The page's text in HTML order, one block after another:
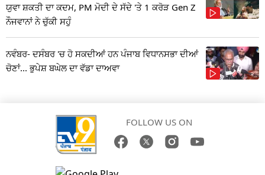
ਯੁਵਾ ਸ਼ਕਤੀ ਦਾ ਕਦਮ, PM ਮੋਦੀ ਦੇ ਸੱਦੇ 'ਤੇ 1 ਕਰੋੜ Gen Z
ਨੌਜਵਾਨਾਂ ਨੇ ਚੁੱਕੀ ਸਹੁੰ
ਨਵੰਬਰ- ਦਸੰਬਰ 'ਚ ਹੋ ਸਕਦੀਆਂ ਹਨ ਪੰਜਾਬ ਵਿਧਾਨਸਭਾ ਦੀਆਂ
ਚੋਣਾਂ... ਭੁਪੇਸ਼ ਬਘੇਲ ਦਾ ਵੱਡਾ ਦਾਅਵਾ
FOLLOW US ON